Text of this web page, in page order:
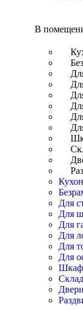
В
Для
Для
Для
Для
Для
Для